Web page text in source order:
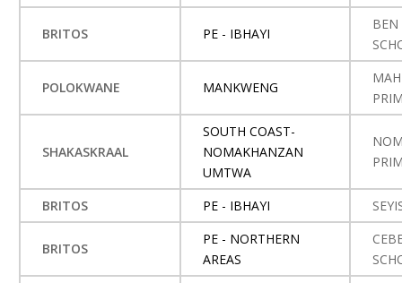
BRITOS PE - IBHAYI
BEN
POLOKWANE MANKWENG
SHAKASKRAAL
SOUTH COAST-
NOMAKHANZAN
UMTWA
BRITOS PE - IBHAYI
BRITOS
PE - NORTHERN
AREAS